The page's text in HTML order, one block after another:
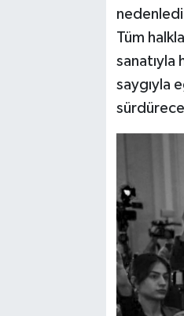
Tüm
sanatıyla
saygıyla